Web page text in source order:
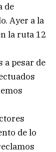
de
Ayer a la
la ruta 12
a pesar de
de lo